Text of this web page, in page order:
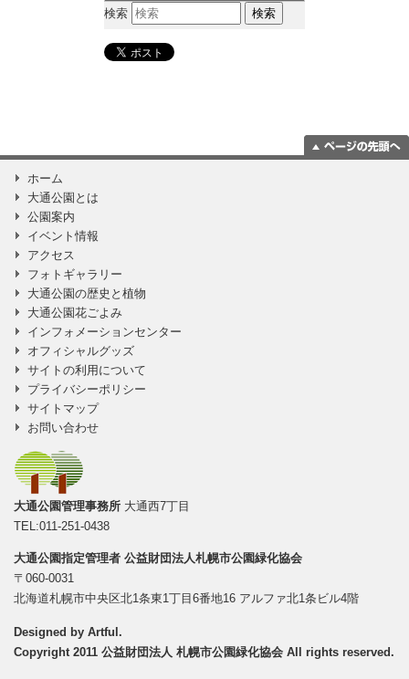
サイト内検索
検索
ホーム
大通公園とは
公園案内
イベント情報
アクセス
フォトギャラリー
大通公園の歴史と植物
大通公園花ごよみ
インフォメーションセンター
オフィシャルグッズ
サイトの利用について
プライバシーポリシー
サイトマップ
お問い合わせ
大通公園管理事務所 大通西7丁目
TEL:011-251-0438
大通公園指定管理者 公益財団法人札幌市公園緑化協会
〒060-0031
北海道札幌市中央区北1条東1丁目6番地16 アルファ北1条ビル4階
Designed by Artful .
Copyright 2011 公益財団法人 札幌市公園緑化協会 All rights reserved.